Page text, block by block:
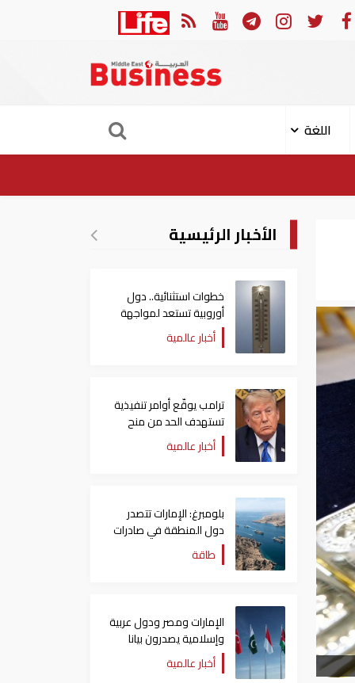
11 مدنيا في هجوم حوثي على نجران
اللغة
الأخبار الرئيسية
خطوات استثنائية.. دول
أوروبية تستعد لمواجهة
موجة حر غير مسبوقة
أخبار عالمية
ترامب يوقّع أوامر تنفيذية
تستهدف الحد من منح
الجنسية الأمريكية بالولادة
أخبار عالمية
بلومبرغ: الإمارات تتصدر
دول المنطقة في صادرات
النفط عبر مضيق هرمز
طاقة
الإمارات ومصر ودول عربية
وإسلامية يصدرون بيانا
مشتركا بشأن الانتهاكات
الإسرائيلية في غزة
أخبار عالمية